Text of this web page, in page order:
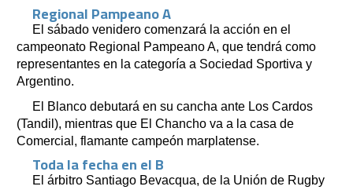
Regional Pampeano A
El sábado venidero comenzará la acción en el
campeonato Regional Pampeano A, que tendrá como
representantes en la categoría a Sociedad Sportiva y
Argentino.
El Blanco debutará en su cancha ante Los Cardos
(Tandil), mientras que El Chancho va a la casa de
Comercial, flamante campeón marplatense.
Toda la fecha en el B
El árbitro Santiago Bevacqua, de la Unión de Rugby